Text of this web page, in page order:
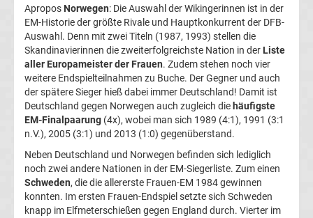
Erg.
Conference
League
Tabelle
Formel
1
Apropos Norwegen: Die Auswahl der Wikingerinnen ist in der
EM-Historie der größte Rivale und Hauptkonkurrent der DFB-
Auswahl. Denn mit zwei Titeln (1987, 1993) stellen die
Skandinavierinnen die zweiterfolgreichste Nation in der Liste
aller Europameister der Frauen. Zudem stehen noch vier
weitere Endspielteilnahmen zu Buche. Der Gegner und auch
der spätere Sieger hieß dabei immer Deutschland! Damit ist
Deutschland gegen Norwegen auch zugleich die häufigste
EM-Finalpaarung (4x), wobei man sich 1989 (4:1), 1991 (3:1
n.V.), 2005 (3:1) und 2013 (1:0) gegenüberstand.
Neben Deutschland und Norwegen befinden sich lediglich
noch zwei andere Nationen in der EM-Siegerliste. Zum einen
Schweden, die die allererste Frauen-EM 1984 gewinnen
konnten. Im ersten Frauen-Endspiel setzte sich Schweden
knapp im Elfmeterschießen gegen England durch. Vierter im